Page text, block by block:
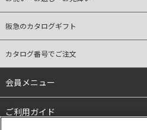
阪急のカタログギフト
カタログ番号でご注文
会員メニュー
ご利用ガイド